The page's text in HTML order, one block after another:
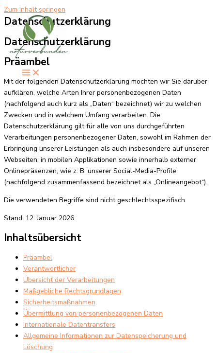
Zum Inhalt springen
Datenschutzerklärung
Datenschutzerklärung
Präambel
Mit der folgenden Datenschutzerklärung möchten wir Sie darüber
aufklären, welche Arten Ihrer personenbezogenen Daten
(nachfolgend auch kurz als „Daten“ bezeichnet) wir zu welchen
Zwecken und in welchem Umfang verarbeiten. Die
Datenschutzerklärung gilt für alle von uns durchgeführten
Verarbeitungen personenbezogener Daten, sowohl im Rahmen der
Erbringung unserer Leistungen als auch insbesondere auf unseren
Webseiten, in mobilen Applikationen sowie innerhalb externer
Onlinepräsenzen, wie z. B. unserer Social-Media-Profile
(nachfolgend zusammenfassend bezeichnet als „Onlineangebot“).
Die verwendeten Begriffe sind nicht geschlechtsspezifisch.
Stand: 12. Januar 2026
Inhaltsübersicht
Präambel
Verantwortlicher
Übersicht der Verarbeitungen
Maßgebliche Rechtsgrundlagen
Sicherheitsmaßnahmen
Übermittlung von personenbezogenen Daten
Internationale Datentransfers
Allgemeine Informationen zur Datenspeicherung und
Löschung